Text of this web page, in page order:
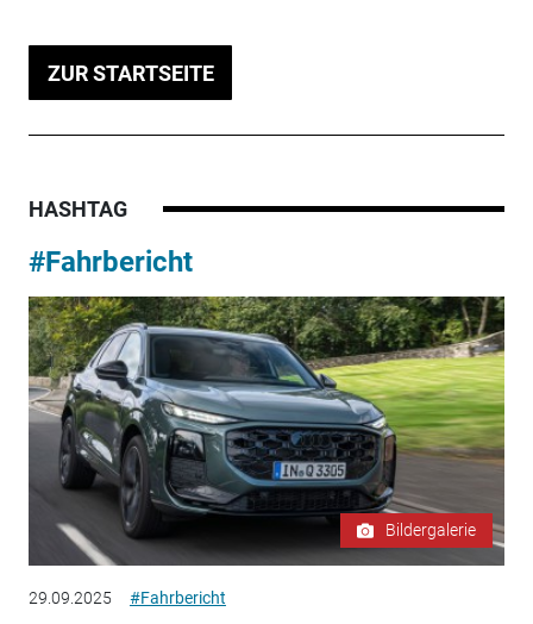
ZUR STARTSEITE
HASHTAG
#Fahrbericht
Bildergalerie
29.09.2025 #Fahrbericht